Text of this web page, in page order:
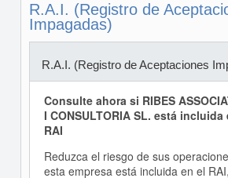
R.A.I. (Registro de
Impagadas)
R.A.I. (Registro de Aceptaciones
Consulte ahora si RIBES
I CONSULTORIA SL. está
RAI
Reduzca el riesgo de sus
esta empresa está incluida en el